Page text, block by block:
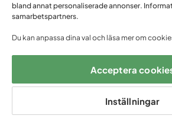
Följ oss på:
bland annat personaliserade annonser.
samarbetspartners.
Du kan anpassa dina val och läsa mer om
Acceptera
Inställningar